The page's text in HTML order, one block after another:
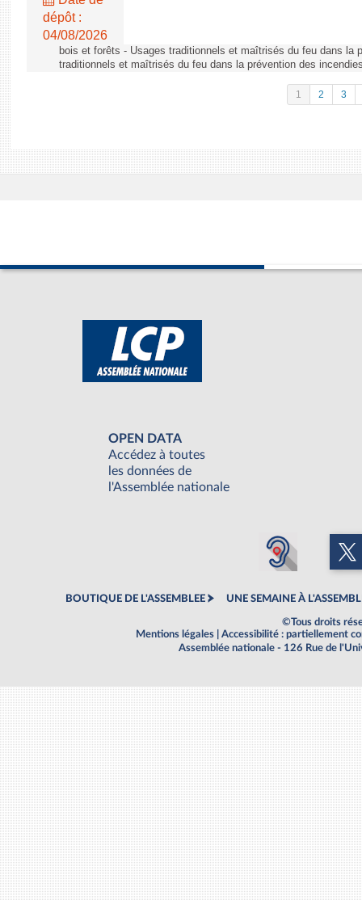
dépôt :
04/08/2026
bois et forêts - Usages traditionnels et maîtrisés du feu dans la
traditionnels et maîtrisés du feu dans la prévention des
1 2 3
OPEN DATA
Accédez à toutes
les données de
l'Assemblée nationale
BOUTIQUE DE L'ASSEMBLEE UNE SEMAINE À
©Tous droits
Mentions légales
Accessibilité : partiellement
Assemblée nationale - 126 Rue de